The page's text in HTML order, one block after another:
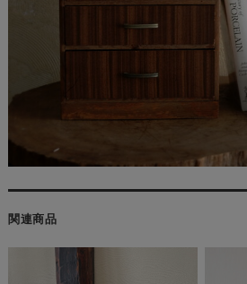
関連商品